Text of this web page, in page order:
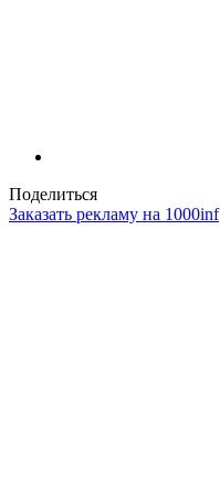
Поделиться
Заказать рекламу на 1000inf